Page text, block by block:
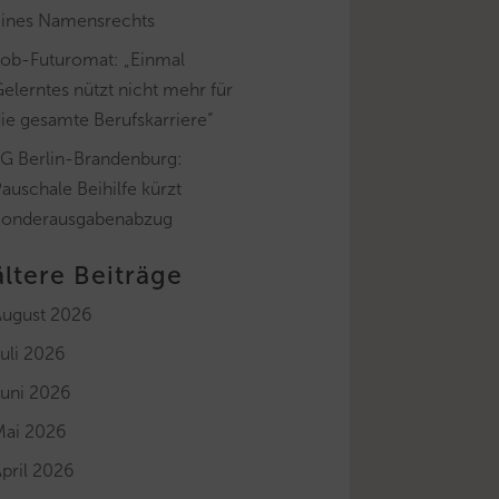
Namensrechts
Futuromat: „Einmal
nützt nicht mehr für
gesamte Berufskarriere“
Berlin-Brandenburg:
Beihilfe kürzt
Beiträge
2026
2026
2026
2026
2026